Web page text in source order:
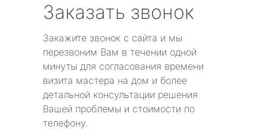
Заказать звонок
Закажите звонок с сайта и мы
перезвоним Вам в течении одной
минуты для согласования времени
визита мастера на дом и более
детальной консультации решения
Вашей проблемы и стоимости по
телефону.